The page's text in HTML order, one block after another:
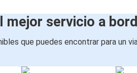
mejor servicio a
que puedes encontrar para un